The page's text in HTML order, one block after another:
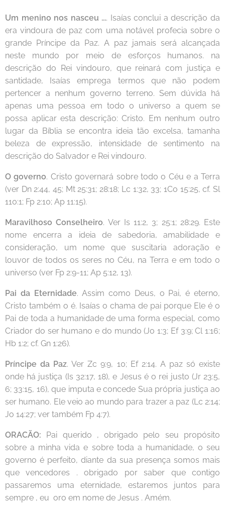
Um menino nos nasceu .... Isaías conclui a descrição da
era vindoura de paz com uma notável profecia sobre o
grande Príncipe da Paz. A paz jamais será alcançada
neste mundo por meio de esforços humanos. na
descrição do Rei vindouro, que reinará com justiça e
santidade, Isaías emprega termos que não podem
pertencer a nenhum governo terreno. Sem dúvida há
apenas uma pessoa em todo o universo a quem se
possa aplicar esta descrição: Cristo. Em nenhum outro
lugar da Bíblia se encontra ideia tão excelsa, tamanha
beleza de expressão, intensidade de sentimento na
descrição do Salvador e Rei vindouro.
O governo. Cristo governará sobre todo o Céu e a Terra
(ver Dn 2:44, 45; Mt 25:31; 28:18; Lc 1:32, 33; 1Co 15:25, cf. Sl
110:1; Fp 2:10; Ap 11:15).
Maravilhoso Conselheiro. Ver Is 11:2, 3; 25:1; 28:29. Este
nome encerra a ideia de sabedoria, amabilidade e
consideração, um nome que suscitaria adoração e
louvor de todos os seres no Céu, na Terra e em todo o
universo (ver Fp 2:9-11; Ap 5:12, 13).
Pai da Eternidade. Assim como Deus, o Pai, é eterno,
Cristo também o é. Isaías o chama de pai porque Ele é o
Pai de toda a humanidade de uma forma especial, como
Criador do ser humano e do mundo (Jo 1:3; Ef 3:9; Cl 1:16;
Hb 1:2; cf. Gn 1:26).
Príncipe da Paz. Ver Zc 9:9, 10; Ef 2:14. A paz só existe
onde há justiça (Is 32:17, 18), e Jesus é o rei justo (Jr 23:5,
6; 33:15, 16), que imputa e concede Sua própria justiça ao
ser humano. Ele veio ao mundo para trazer a paz (Lc 2:14;
Jo 14:27; ver também Fp 4:7).
ORACÃO: Pai querido , obrigado pelo seu propósito
sobre a minha vida e sobre toda a humanidade, o seu
governo é perfeito, diante da sua presença somos mais
que vencedores . obrigado por saber que contigo
passaremos uma eternidade, estaremos juntos para
sempre , eu oro em nome de Jesus . Amém.